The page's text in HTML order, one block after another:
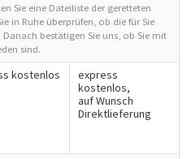
Sie eine Dateiliste der geretteten
in Ruhe überprüfen, ob die für Sie
bestätigen Sie uns, ob Sie mit
sind.
kostenlos
express
kostenlos,
auf Wunsch
Direktlieferung